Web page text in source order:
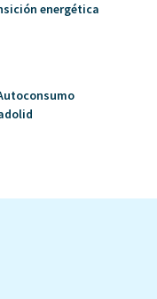
energética